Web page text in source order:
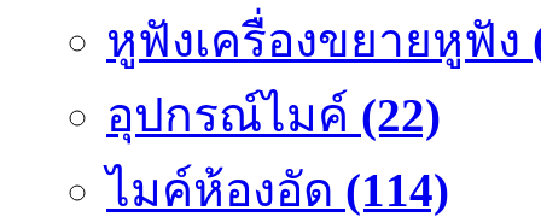
หูฟังเครื่องขยายหูฟัง
อุปกรณ์ไมค์ (22)
ไมค์ห้องอัด (114)